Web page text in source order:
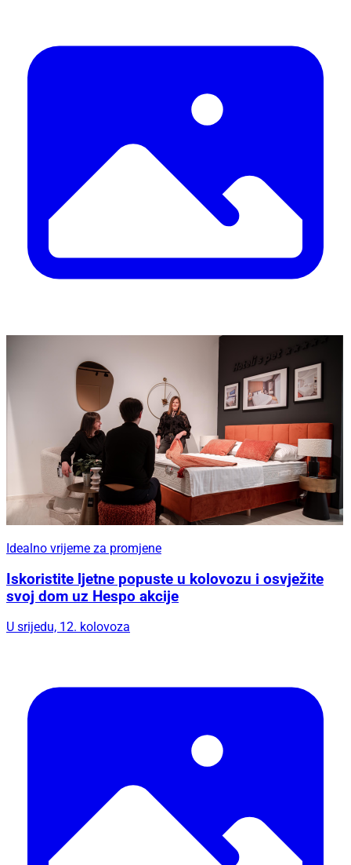
Idealno vrijeme za promjene
Iskoristite ljetne popuste u kolovozu i osvježite
svoj dom uz Hespo akcije
U srijedu, 12. kolovoza